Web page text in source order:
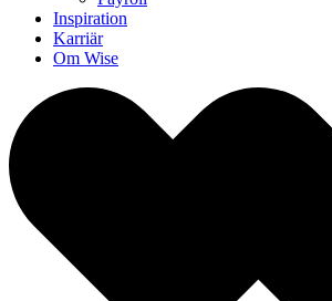
Inspiration
Karriär
Om Wise